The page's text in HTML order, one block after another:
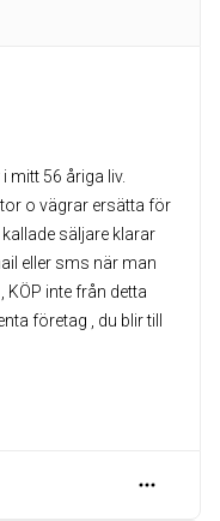
mitt 56 åriga liv.
o vägrar ersätta för
säljare klarar
eller sms när man
KÖP inte från detta
företag , du blir till